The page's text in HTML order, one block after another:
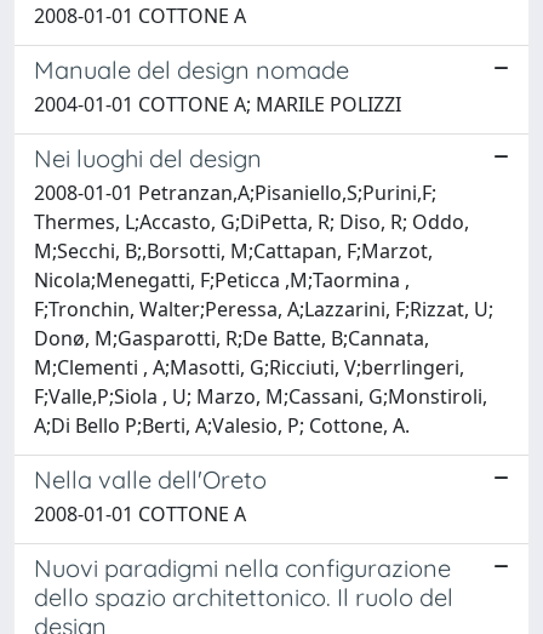
2008-01-01 COTTONE A
Manuale del design nomade
2004-01-01 COTTONE A; MARILE POLIZZI
Nei luoghi del design
2008-01-01 Petranzan,A;Pisaniello,S;Purini,F;
Thermes, L;Accasto, G;DiPetta, R; Diso, R; Oddo,
M;Secchi, B;,Borsotti, M;Cattapan, F;Marzot,
Nicola;Menegatti, F;Peticca ,M;Taormina ,
F;Tronchin, Walter;Peressa, A;Lazzarini, F;Rizzat, U;
Donø, M;Gasparotti, R;De Batte, B;Cannata,
M;Clementi , A;Masotti, G;Ricciuti, V;berrlingeri,
F;Valle,P;Siola , U; Marzo, M;Cassani, G;Monstiroli,
A;Di Bello P;Berti, A;Valesio, P; Cottone, A.
Nella valle dell'Oreto
2008-01-01 COTTONE A
Nuovi paradigmi nella configurazione
dello spazio architettonico. Il ruolo del
design